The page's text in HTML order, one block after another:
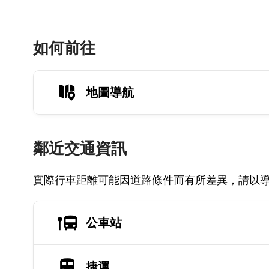
如何前往
地圖導航
鄰近交通資訊
實際行車距離可能因道路條件而有所差異，請以
公車站
捷運